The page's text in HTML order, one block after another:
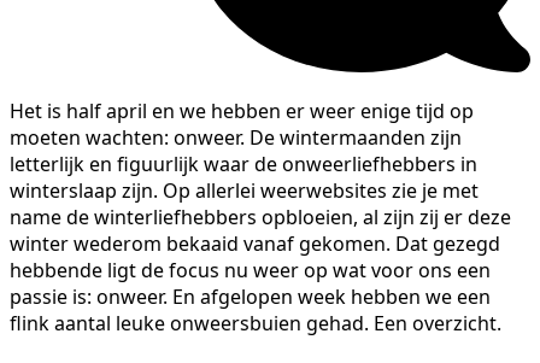
Het is half april en we hebben er weer enige tijd op
moeten wachten: onweer. De wintermaanden zijn
letterlijk en figuurlijk waar de onweerliefhebbers in
winterslaap zijn. Op allerlei weerwebsites zie je met
name de winterliefhebbers opbloeien, al zijn zij er deze
winter wederom bekaaid vanaf gekomen. Dat gezegd
hebbende ligt de focus nu weer op wat voor ons een
passie is: onweer. En afgelopen week hebben we een
flink aantal leuke onweersbuien gehad. Een overzicht.